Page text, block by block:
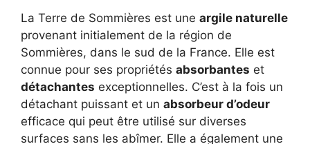
La Terre de Sommières est une argile naturelle
provenant initialement de la région de
Sommières, dans le sud de la France. Elle est
connue pour ses propriétés absorbantes et
détachantes exceptionnelles. C’est à la fois un
détachant puissant et un absorbeur d’odeur
efficace qui peut être utilisé sur diverses
surfaces sans les abîmer. Elle a également une